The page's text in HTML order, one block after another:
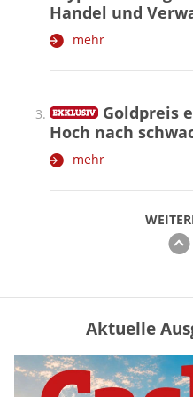
Handel und
mehr
Goldpreis
Hoch nach
mehr
Vermieter-
die Wohnung
mehr
Aktuelle